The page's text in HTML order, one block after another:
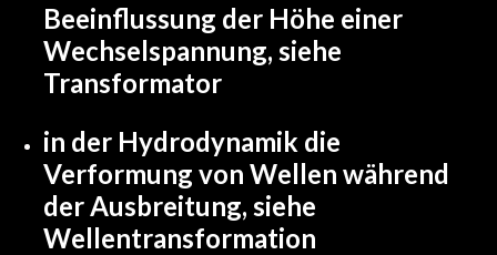
Beeinflussung der Höhe einer
Wechselspannung, siehe
Transformator
in der Hydrodynamik die
Verformung von Wellen während
der Ausbreitung, siehe
Wellentransformation